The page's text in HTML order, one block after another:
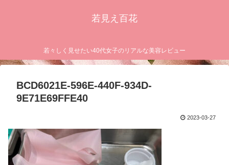
若見え百花
若々しく見せたい40代女子のリアルな美容レビュー
BCD6021E-596E-440F-934D-
9E71E69FFE40
2023-03-27